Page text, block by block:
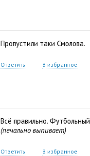
Пропустили таки Смолова.
Ответить В избранное
Всё правильно.
(печально выпивает)
Ответить В избранное